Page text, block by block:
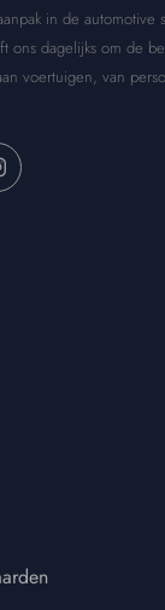
in de automotive
ons dagelijks om de
voertuigen, van